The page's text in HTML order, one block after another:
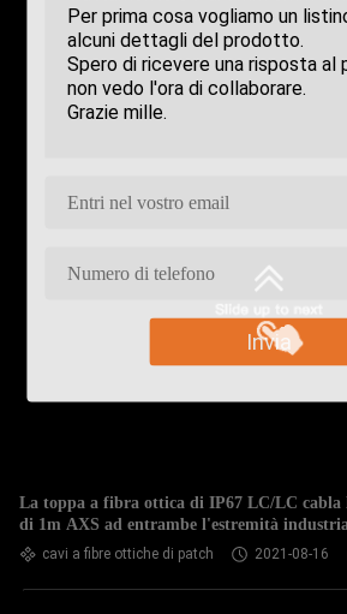
Invia
La toppa a fibra ottica di IP67 LC/LC cabla
di 1m AXS ad entrambe l'estremità
cavi a fibre ottiche di patch 2021-08-16